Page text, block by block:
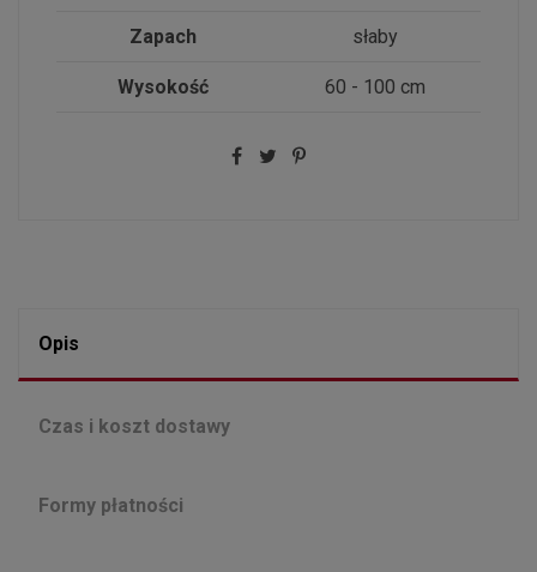
Zapach słaby
Wysokość 60 - 100 cm
Opis
Czas i koszt dostawy
Formy płatności